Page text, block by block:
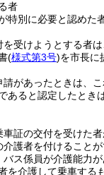
者
特別に必要と認めた
を受けようとする者
(様式第3号)を市長に
請があったときは、こ
あると認定したとき
車証の交付を受けた
護者を付けることが
バス係員が介護能力
を介護して乗車する